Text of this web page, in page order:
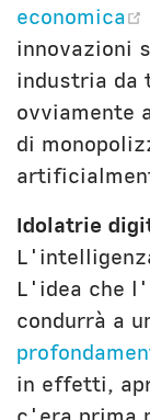
economica
innovazioni
industria da
ovviamente
di
Idolatrie
L'idea che
condurrà a
in effetti,